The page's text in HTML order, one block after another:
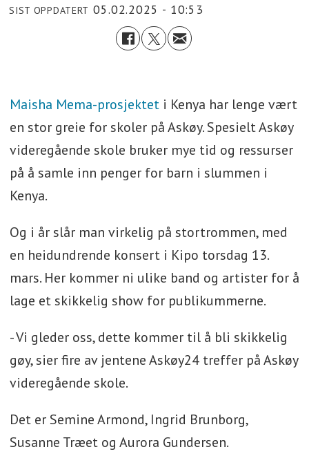
SIST OPPDATERT 05.02.2025 - 10:53
Maisha Mema-prosjekteti Kenya har lenge vært
en stor greie for skoler på Askøy. Spesielt Askøy
videregående skole bruker mye tid og ressurser
på å samle inn penger for barn i slummen i
Kenya.
Og i år slår man virkelig på stortrommen, med
en heidundrende konsert i Kipo torsdag 13.
mars. Her kommer ni ulike band og artister for å
lage et skikkelig show for publikummerne.
- Vi gleder oss, dette kommer til å bli skikkelig
gøy, sier fire av jentene Askøy24 treffer på Askøy
videregående skole.
Det er Semine Armond, Ingrid Brunborg,
Susanne Træet og Aurora Gundersen.